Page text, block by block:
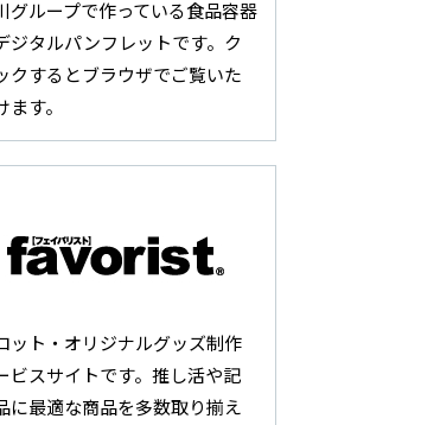
グループで作っている食品容器
ジタルパンフレットです。ク
クするとブラウザでご覧いた
ます。
ット・オリジナルグッズ制作
ビスサイトです。推し活や記
に最適な商品を多数取り揃え